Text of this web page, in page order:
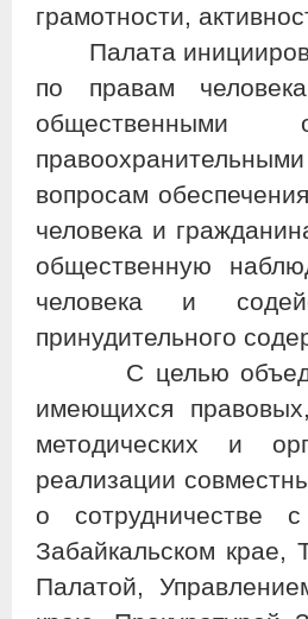
грамотности,
Палата
по правам
общественными
вопросам
человека и
общественную
человека и
принудительного
С целью
имеющихся
методических и
реализации
о сотрудничестве
Забайкальском крае,
Палатой,